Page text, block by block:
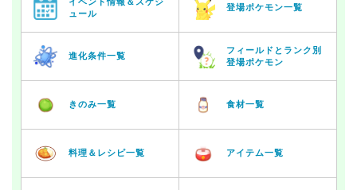
ュール
登場ポケモン一覧
進化条件一覧
フィールドとランク別
登場ポケモン
きのみ一覧 食材一覧
料理＆レシピ一覧 アイテム一覧